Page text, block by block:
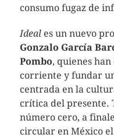
consumo fugaz de
Ideales un nuevo
Gonzalo García
Pombo, quienes
corriente y fundar
centrada en la
crítica del presente.
número cero, a
circular en México